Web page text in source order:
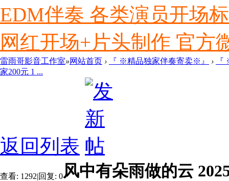
EDM伴奏 各类演员开场
网红开场+片头制作 官方
雷雨哥影音工作室»网站首页 › 『 ※精品独家伴奏寄卖※』 ›
家200元 1 ...
返回列表
查看: 1292|回复: 0风中有朵雨做的云